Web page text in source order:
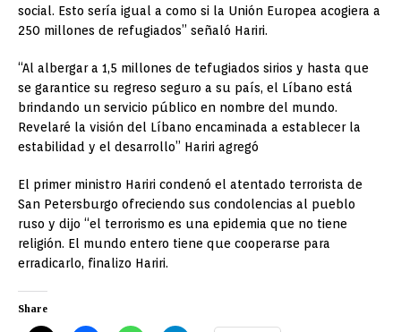
social. Esto sería igual a como si la Unión Europea acogiera a
250 millones de refugiados” señaló Hariri.
“Al albergar a 1,5 millones de tefugiados sirios y hasta que
se garantice su regreso seguro a su país, el Líbano está
brindando un servicio público en nombre del mundo.
Revelaré la visión del Líbano encaminada a establecer la
estabilidad y el desarrollo” Hariri agregó
El primer ministro Hariri condenó el atentado terrorista de
San Petersburgo ofreciendo sus condolencias al pueblo
ruso y dijo “el terrorismo es una epidemia que no tiene
religión. El mundo entero tiene que cooperarse para
erradicarlo, finalizo Hariri.
Share